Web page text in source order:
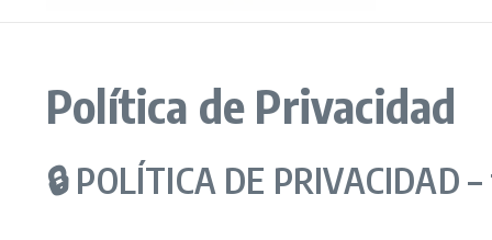
Política de Privacidad
🔒 POLÍTICA DE PRIVACIDAD